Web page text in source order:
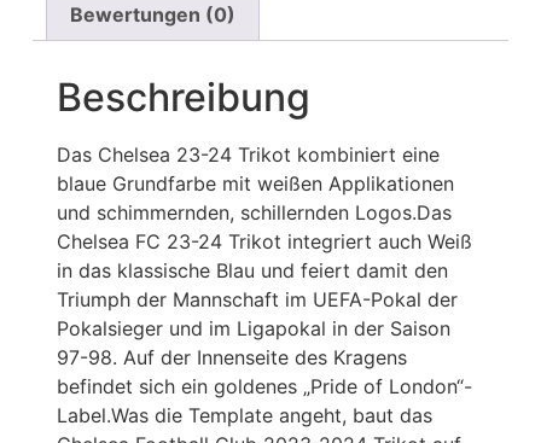
Bewertungen (0)
Beschreibung
Das Chelsea 23-24 Trikot kombiniert eine
blaue Grundfarbe mit weißen Applikationen
und schimmernden, schillernden Logos.Das
Chelsea FC 23-24 Trikot integriert auch Weiß
in das klassische Blau und feiert damit den
Triumph der Mannschaft im UEFA-Pokal der
Pokalsieger und im Ligapokal in der Saison
97-98. Auf der Innenseite des Kragens
befindet sich ein goldenes „Pride of London“-
Label.Was die Template angeht, baut das